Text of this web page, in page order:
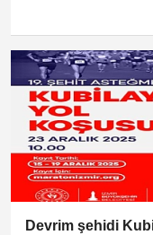
Devrim şehidi